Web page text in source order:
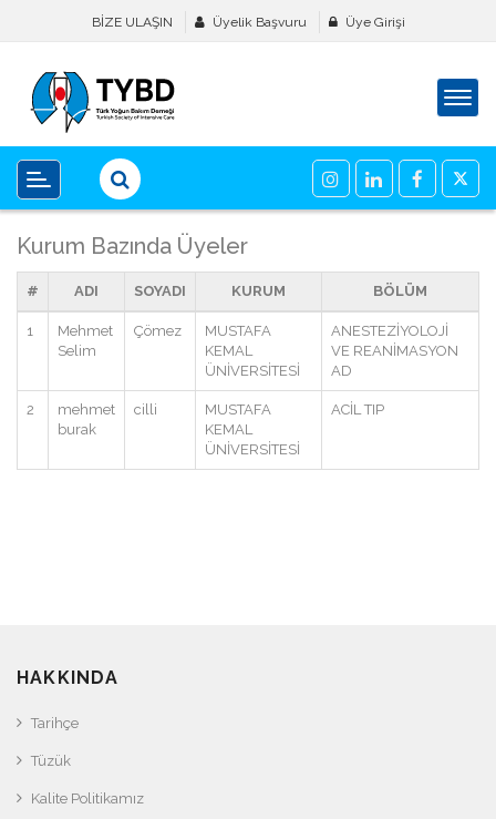
BİZE ULAŞIN Üyelik Başvuru Üye Girişi
Kurum Bazında Üyeler
# ADI SOYADI KURUM BÖLÜM
1
Mehmet
Selim
Çömez
MUSTAFA
KEMAL
ÜNİVERSİTESİ
ANESTEZİYOLOJİ
VE REANİMASYON
AD
2
mehmet
burak
cilli
MUSTAFA
KEMAL
ÜNİVERSİTESİ
ACİL TIP
HAKKINDA
Tarihçe
Tüzük
Kalite Politikamız